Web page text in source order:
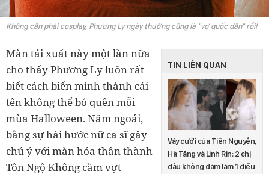
Không cần phải cosplay, Phương Ly ngày thường cũng là "vợ quốc dân" rồi!
TIN LIÊN QUAN
Váy cưới của Tiên Nguyễn,
Hà Tăng và Linh Rin: 2 chị
dâu không dám làm 1 điều
Màn tái xuất này một lần nữa
cho thấy Phương Ly luôn rất
biết cách biến mình thành cái
tên không thể bỏ quên mỗi
mùa Halloween. Năm ngoái,
bằng sự hài hước nữ ca sĩ gây
chú ý với màn hóa thân thành
Tôn Ngộ Không cầm vợt